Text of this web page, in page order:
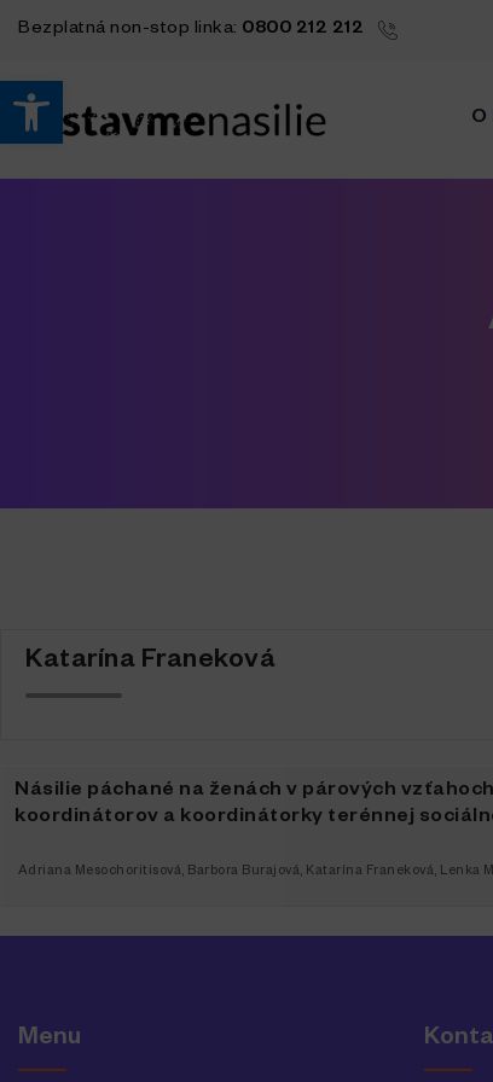
Open toolbar
Bezplatná non-stop linka: 0800 212 212
O
Katarína Franeková
Násilie páchané na ženách v párových
koordinátorov a koordinátorky terénnej
Adriana Mesochoritisová, Barbora Burajová, Katarína Franeková, Lenka
Menu